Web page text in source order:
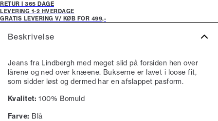
RETUR I 365 DAGE
LEVERING 1-2 HVERDAGE
GRATIS LEVERING V/ KØB FOR 499,-
Beskrivelse
Jeans fra Lindbergh med meget slid på forsiden hen over
lårene og ned over knæene. Bukserne er lavet i loose fit,
som sidder løst og dermed har en afslappet pasform.
Kvalitet: 100% Bomuld
Farve: Blå